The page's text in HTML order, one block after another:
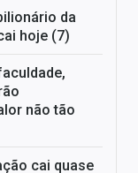
da
hoje (7)
não tão
cai quase